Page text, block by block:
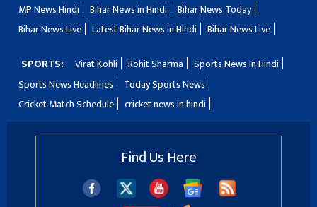
MP News Hindi
Bihar News in Hindi
Bihar News Today
Bihar News Live
Latest Bihar News in Hindi Bihar News Live
SPORTS: Virat Kohli Rohit Sharma
Sports News in Hindi
Sports News Headlines
Today Sports News
Cricket Match Schedule
cricket news in hindi
Find Us Here